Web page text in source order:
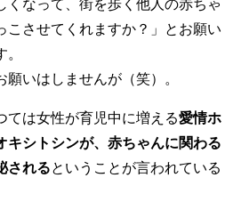
くなって、街を歩く他人の赤ちゃ
こさせてくれますか？」とお願い
いはしませんが（笑）。
ては女性が育児中に増える愛情ホ
キシトシンが、赤ちゃんに関わる
される ということが言われている